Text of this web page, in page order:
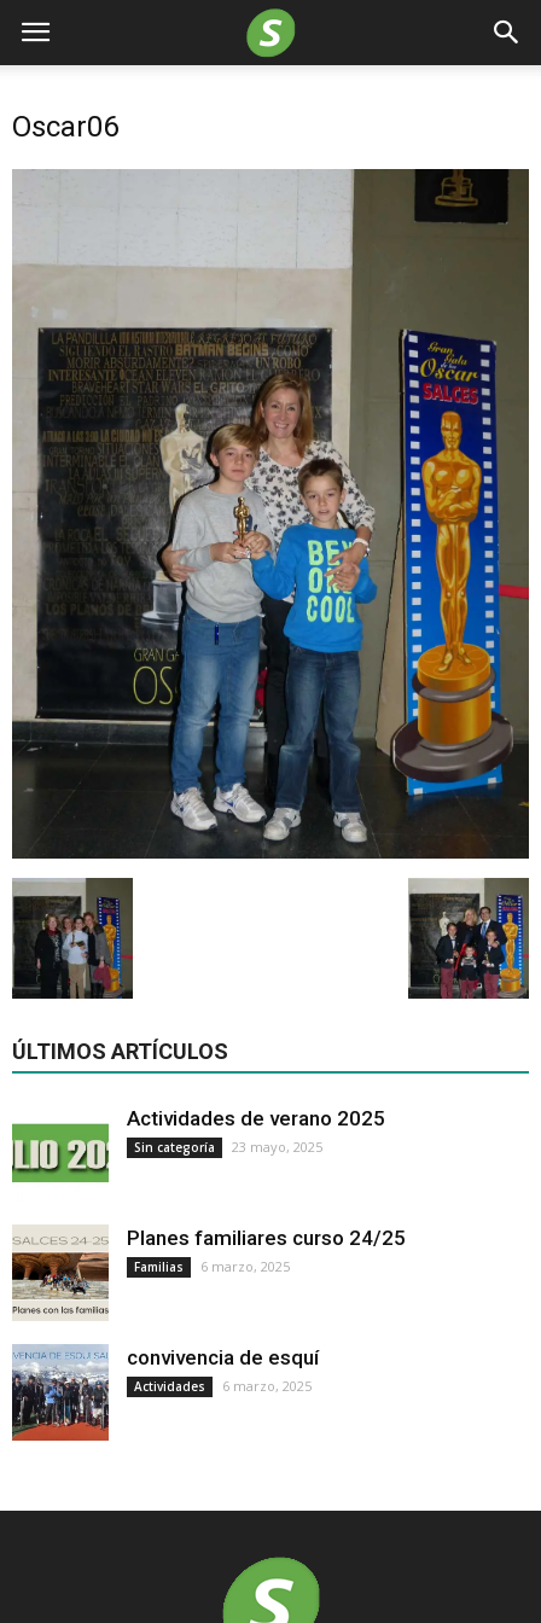
Oscar06
ÚLTIMOS ARTÍCULOS
Actividades de verano 2025
Sin categoría 23 mayo, 2025
Planes familiares curso 24/25
Familias 6 marzo, 2025
convivencia de esquí
Actividades 6 marzo, 2025